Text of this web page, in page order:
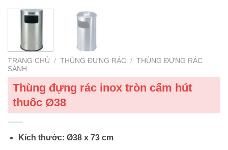
TRANG CHỦ / THÙNG ĐỰNG RÁC / THÙNG ĐỰNG RÁC
SẢNH
Thùng đựng rác inox tròn cấm hút
thuốc Ø38
Kích thước: Ø38 x 73 cm